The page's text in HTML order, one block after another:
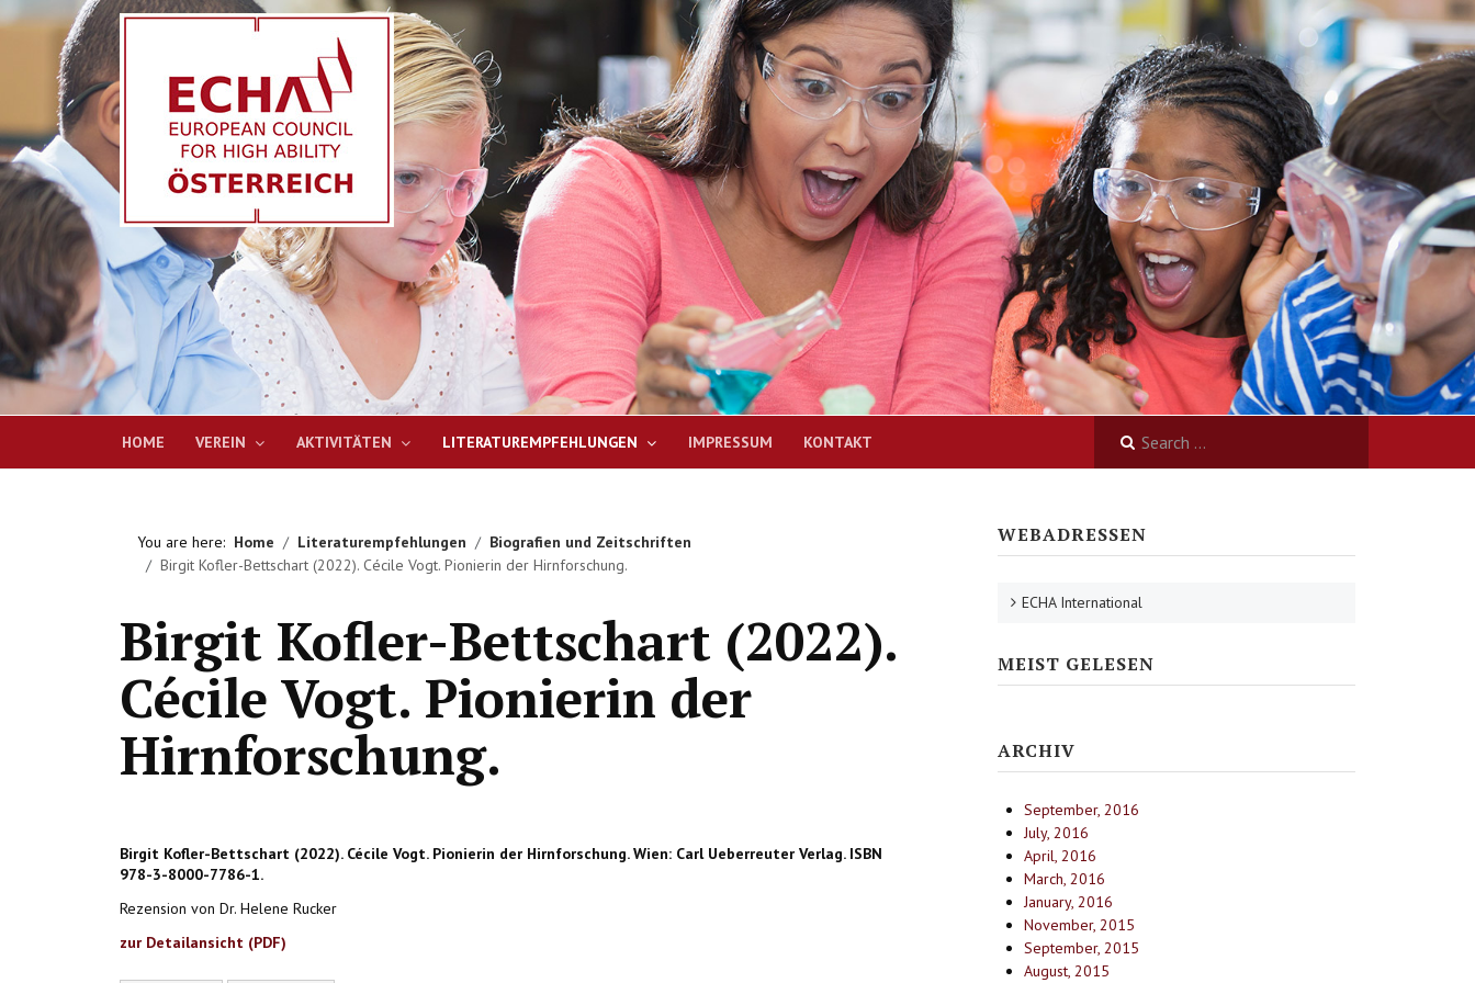
HOME VEREIN AKTIVITÄTEN LITERATUREMPFEHLUNGEN IMPRESSUM KONTAKT
You are here: Home Literaturempfehlungen
Biografien und Zeitschriften
Birgit Kofler-Bettschart (2022). Cécile Vogt. Pionierin der Hirnforschung.
Birgit Kofler-Bettschart (2022).
Cécile Vogt. Pionierin der
Hirnforschung.
Birgit Kofler-Bettschart (2022). Cécile Vogt. Pionierin der Hirnforschung. Wien: Carl Ueberreuter Verlag. ISBN
978-3-8000-7786-1.
Rezension von Dr. Helene Rucker
zur Detailansicht (PDF)
WEBADRESSEN
ECHA International
MEIST GELESEN
ARCHIV
September, 2016
July, 2016
April, 2016
March, 2016
January, 2016
November, 2015
September, 2015
August, 2015